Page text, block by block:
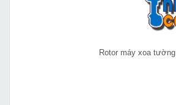
Rotor máy xoa tường